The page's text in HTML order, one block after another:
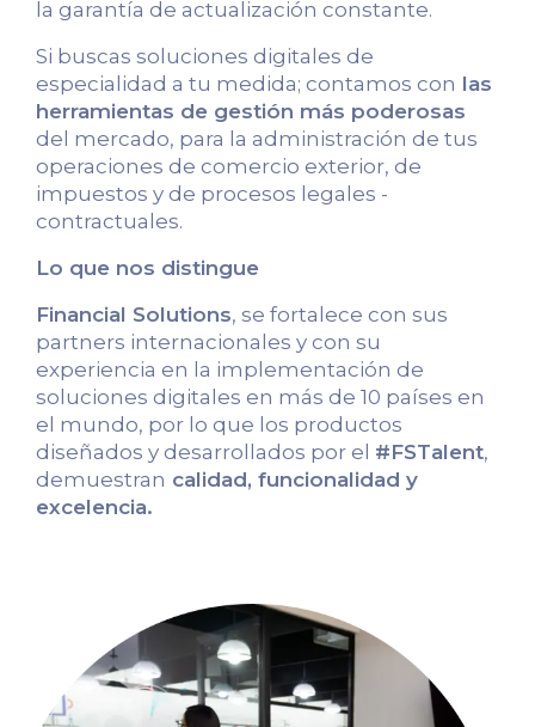
la garantía de actualización constante.
Si buscas soluciones digitales de
especialidad a tu medida; contamos con las
herramientas de gestión más poderosas
del mercado, para la administración de tus
operaciones de comercio exterior, de
impuestos y de procesos legales -
contractuales.
Lo que nos distingue
Financial Solutions, se fortalece con sus
partners internacionales y con su
experiencia en la implementación de
soluciones digitales en más de 10 países en
el mundo, por lo que los productos
diseñados y desarrollados por el #FSTalent,
demuestran calidad, funcionalidad y
excelencia.